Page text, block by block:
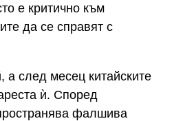
е критично към
да се справят с
а след месец китайските
ѝ. Според
фалшива